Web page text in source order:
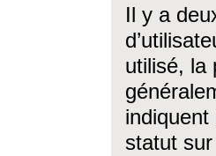
Il y a
utilisé, la
statut